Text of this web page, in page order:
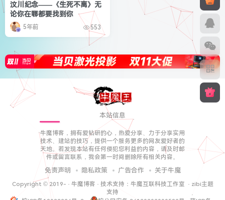
汶川纪念——《生死不离》无
论你在哪都要找到你
5年前 553
本站信息
牛魔博客，拥有爱钻研的心，热爱分享、力于分享实用
技术、建站的技巧，提供一个服务更多的网友爱好者的
天地。若发现本站有任何侵犯您利益的内容，请及时邮
件或留言联系，我会第一时间删除所有相关内容。
免责声明 隐私政策 广告合作 关于牛魔
Copyright © 2019- · 牛魔博客 · 技术支持： 牛魔互联科技工作室 · zibi主题
支持